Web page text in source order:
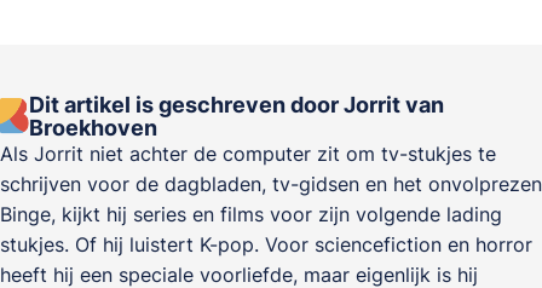
Dit artikel is geschreven door Jorrit van
Broekhoven
Als Jorrit niet achter de computer zit om tv-stukjes te
schrijven voor de dagbladen, tv-gidsen en het onvolprezen
Binge, kijkt hij series en films voor zijn volgende lading
stukjes. Of hij luistert K-pop. Voor sciencefiction en horror
heeft hij een speciale voorliefde, maar eigenlijk is hij